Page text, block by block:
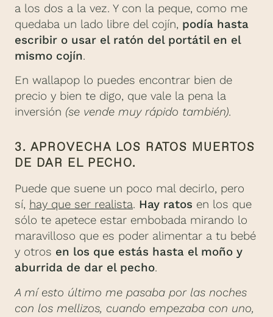
a los dos a la vez. Y con la peque, como me
quedaba un lado libre del cojín, podía hasta
escribir o usar el ratón del portátil en el
mismo cojín.
En wallapop lo puedes encontrar bien de
precio y bien te digo, que vale la pena la
inversión (se vende muy rápido también).
3. APROVECHA LOS RATOS MUERTOS
DE DAR EL PECHO.
Puede que suene un poco mal decirlo, pero
sí, hay que ser realista. Hay ratos en los que
sólo te apetece estar embobada mirando lo
maravilloso que es poder alimentar a tu bebé
y otros en los que estás hasta el moño y
aburrida de dar el pecho.
A mí esto último me pasaba por las noches
con los mellizos, cuando empezaba con uno,